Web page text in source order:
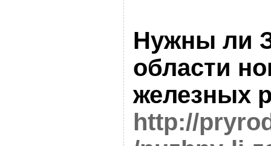
Нужны ли
области
железных
http://